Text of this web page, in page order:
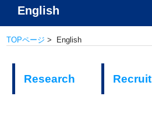
English
TOPページ > English
Research Recruit